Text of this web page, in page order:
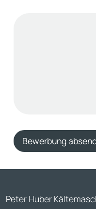
Bewerbung
Peter Huber